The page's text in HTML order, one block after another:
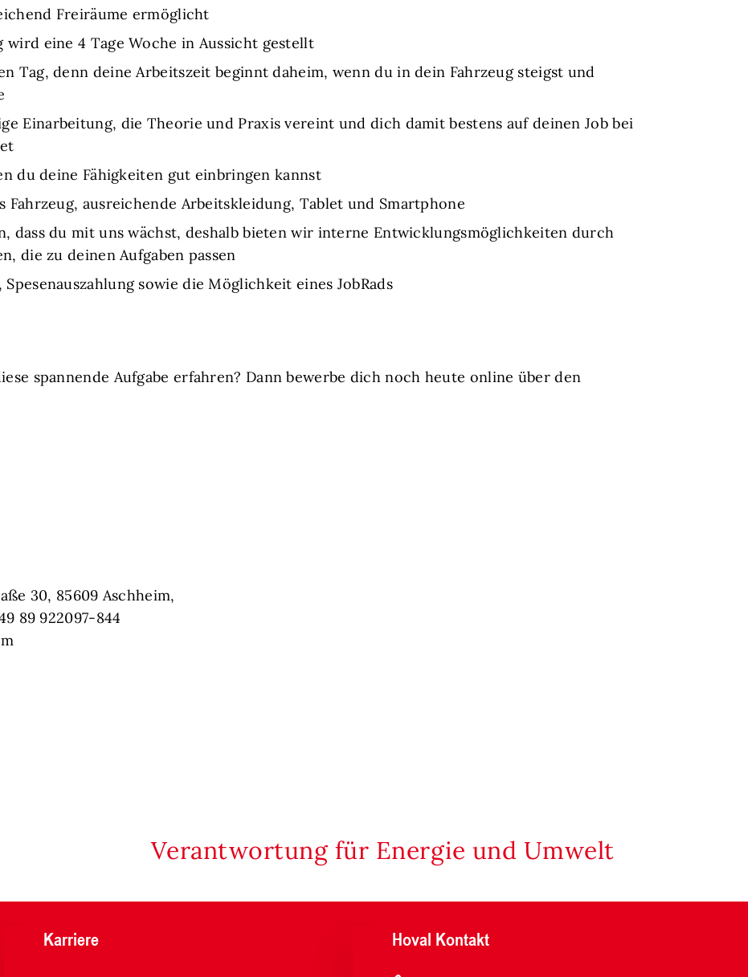
Freiräume ermöglicht
eine 4 Tage Woche in Aussicht gestellt
Tag, denn deine Arbeitszeit beginnt daheim, wenn du in dein Fahrzeug steigst und
Einarbeitung, die Theorie und Praxis vereint und dich damit bestens auf deinen Job bei
du deine Fähigkeiten gut einbringen kannst
Fahrzeug, ausreichende Arbeitskleidung, Tablet und Smartphone
dass du mit uns wächst, deshalb bieten wir interne Entwicklungsmöglichkeiten durch
die zu deinen Aufgaben passen
sowie die Möglichkeit eines JobRads
spannende Aufgabe erfahren? Dann bewerbe dich noch heute online über den
30, 85609 Aschheim,
89 922097-844
Verantwortung für Energie und Umwelt
Karriere Hoval Kontakt